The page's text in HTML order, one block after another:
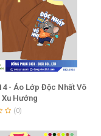
- Áo Lớp Độc Nhất Vô
Hướng
(0)